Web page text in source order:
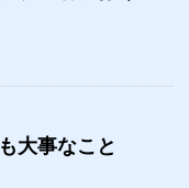
大事なこと